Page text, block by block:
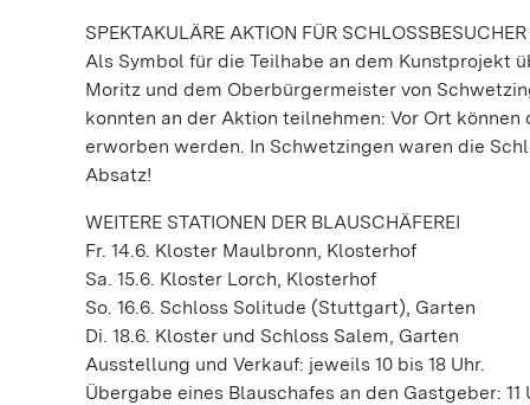
SPEKTAKULÄRE AKTION FÜR SCHLOSSBESUCHER
Als Symbol für die Teilhabe an dem Kunstprojekt
Moritz und dem Oberbürgermeister von
konnten an der Aktion teilnehmen: Vor Ort
erworben werden. In Schwetzingen waren die
Absatz!
WEITERE STATIONEN DER BLAUSCHÄFEREI
Fr. 14.6. Kloster Maulbronn, Klosterhof
Sa. 15.6. Kloster Lorch, Klosterhof
So. 16.6. Schloss Solitude (Stuttgart), Garten
Di. 18.6. Kloster und Schloss Salem, Garten
Ausstellung und Verkauf: jeweils 10 bis 18 Uhr.
Übergabe eines Blauschafes an den Gastgeber: 11